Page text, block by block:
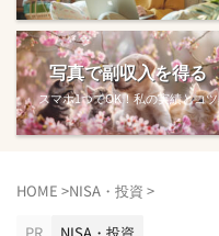
写真で副収入を得る
スマホ1つでOK！私の実績とコツ
HOME >NISA・投資 >